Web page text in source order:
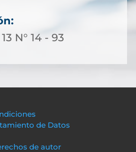
N° 14 - 93
de Datos
de autor